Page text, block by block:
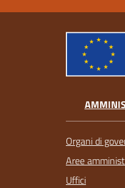
Organi di
Aree
Uffici